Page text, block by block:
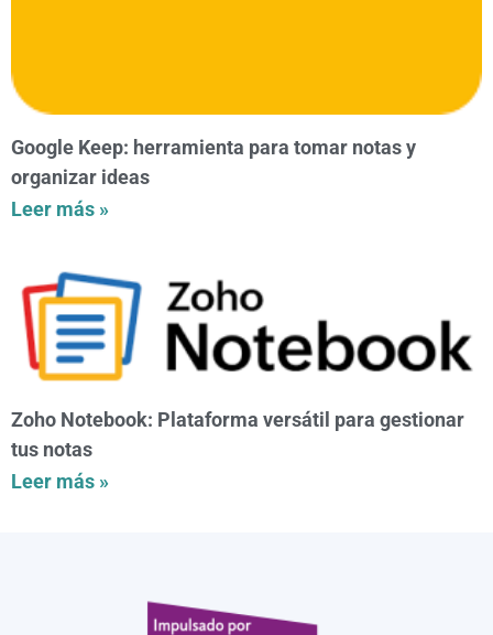
Google Keep: herramienta para tomar notas y
organizar ideas
Leer más »
Zoho Notebook: Plataforma versátil para gestionar
tus notas
Leer más »